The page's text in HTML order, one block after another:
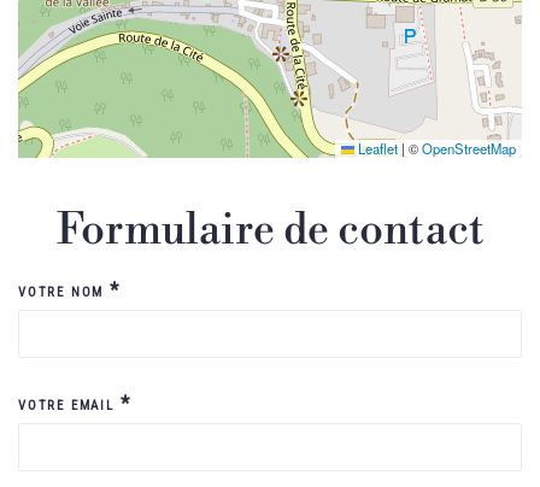
Leaflet | ©OpenStreetMap
Formulaire de contact
VOTRE NOM *
VOTRE EMAIL *